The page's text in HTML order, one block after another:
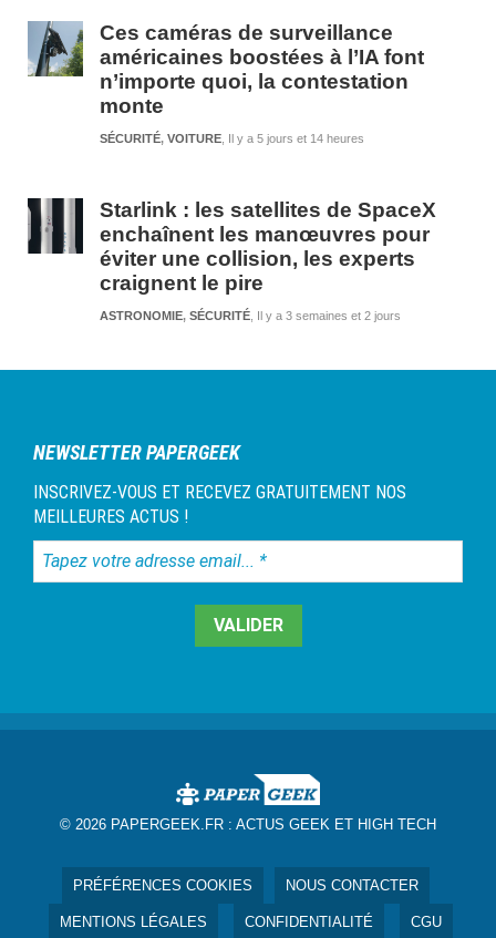
Ces caméras de surveillance
américaines boostées à l’IA font
n’importe quoi, la contestation
monte
Il y a 5 jours et 14 heures
SÉCURITÉ, VOITURE
Starlink : les satellites de SpaceX
enchaînent les manœuvres pour
éviter une collision, les experts
craignent le pire
Il y a 3 semaines et 2 jours
ASTRONOMIE, SÉCURITÉ
NEWSLETTER PAPERGEEK
INSCRIVEZ-VOUS ET RECEVEZ GRATUITEMENT NOS
MEILLEURES ACTUS !
Tapez
votre
© 2026 PAPERGEEK.FR : ACTUS GEEK ET HIGH TECH
PRÉFÉRENCES COOKIES NOUS CONTACTER
MENTIONS LÉGALES CONFIDENTIALITÉ CGU